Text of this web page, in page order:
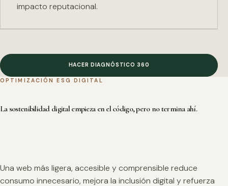
impacto reputacional.
HACER DIAGNÓSTICO 360
OPTIMIZACIÓN ESG DIGITAL
La sostenibilidad digital empieza en el código, pero no termina ahí.
Una web más ligera, accesible y comprensible reduce
consumo innecesario, mejora la inclusión digital y refuerza